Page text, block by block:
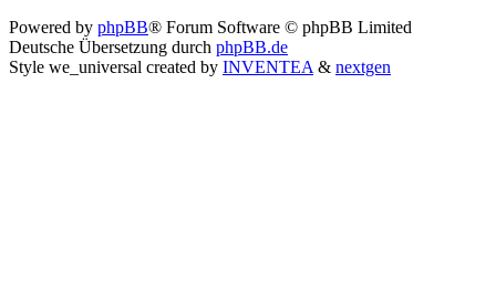
Powered by phpBB® Forum Software © phpBB Limited
Deutsche Übersetzung durch phpBB.de
Style we_universal created by INVENTEA & nextgen